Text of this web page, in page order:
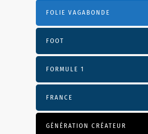
FOLIE VAGABONDE
FOOT
FORMULE 1
FRANCE
GÉNÉRATION CRÉATEUR